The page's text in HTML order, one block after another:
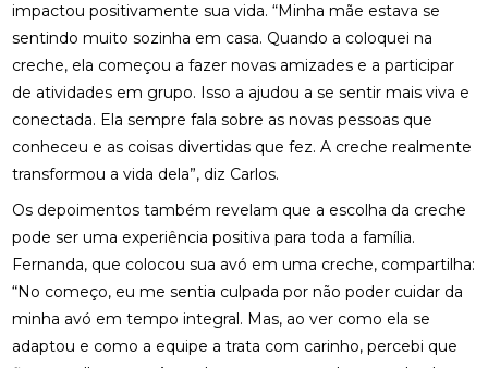
impactou positivamente sua vida. “Minha mãe estava se
sentindo muito sozinha em casa. Quando a coloquei na
creche, ela começou a fazer novas amizades e a participar
de atividades em grupo. Isso a ajudou a se sentir mais viva e
conectada. Ela sempre fala sobre as novas pessoas que
conheceu e as coisas divertidas que fez. A creche realmente
transformou a vida dela”, diz Carlos.
Os depoimentos também revelam que a escolha da creche
pode ser uma experiência positiva para toda a família.
Fernanda, que colocou sua avó em uma creche, compartilha:
“No começo, eu me sentia culpada por não poder cuidar da
minha avó em tempo integral. Mas, ao ver como ela se
adaptou e como a equipe a trata com carinho, percebi que